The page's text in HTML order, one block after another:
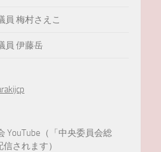
員 梅村さえこ
員 伊藤岳
YouTube（「中央委員会総
されます）